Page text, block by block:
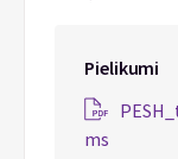
Pielikumi
ms